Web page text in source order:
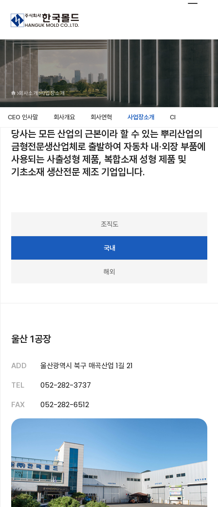
회사소개 사업장소개
CEO 인사말 회사개요 회사연혁 사업장소개 CI
당사는 모든 산업의 근본이라 할 수 있는 뿌리산업의
금형전문생산업체로 출발하여자동차 내·외장 부품에
사용되는 사출성형 제품, 복합소재 성형 제품 및
기초소재 생산전문 제조 기업입니다.
조직도
국내
해외
울산 1공장
ADD 울산광역시 북구 매곡산업 1길 21
TEL 052-282-3737
FAX 052-282-6512